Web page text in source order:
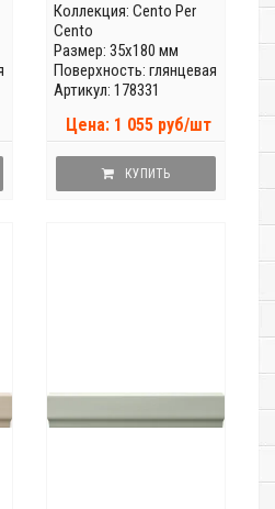
Коллекция: Cento Per
Cento
Размер: 35x180 мм
Поверхность: глянцевая
Артикул: 178331
Цена: 1 055 руб/шт
КУПИТЬ